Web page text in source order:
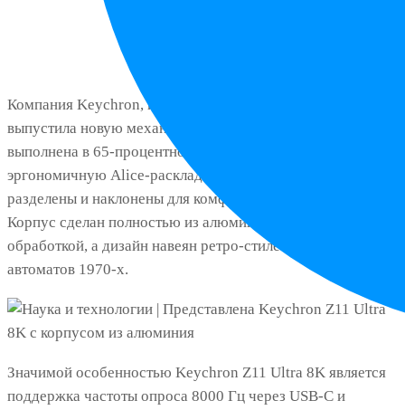
Компания Keychron, известная своими клавиатурами,
выпустила новую механическую модель Z11 Ultra 8K. Она
выполнена в 65-процентном формате и имеет
эргономичную Alice-раскладку, где клавиши слегка
разделены и наклонены для комфортного положения рук.
Корпус сделан полностью из алюминия с ЧПУ-
обработкой, а дизайн навеян ретро-стилем аркадных
автоматов 1970-х.
Значимой особенностью Keychron Z11 Ultra 8K является
поддержка частоты опроса 8000 Гц через USB-C и